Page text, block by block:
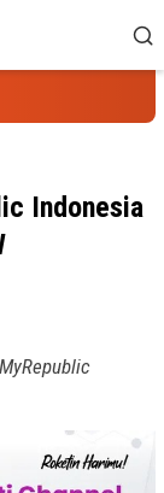
Indonesia